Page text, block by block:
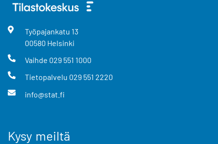
Työpajankatu 13
00580 Helsinki
Vaihde 029 551 1000
Tietopalvelu 029 551 2220
info@stat.fi
Kysy meiltä